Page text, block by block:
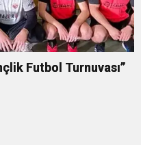
Futbol Turnuvası”